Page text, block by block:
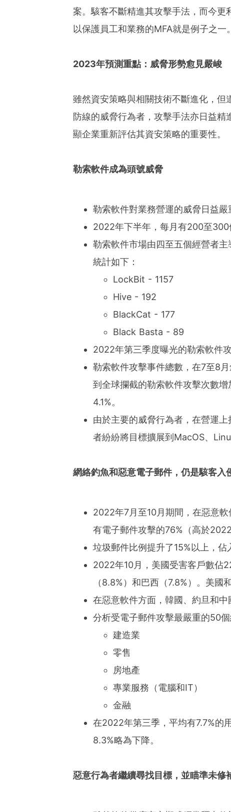
案。駭客不斷精進其攻擊手法，而今
以保護員工和業務的MFA就是例子之一
2023年預測重點：威脅形勢愈見嚴峻
雖然資安策略與相關技術不斷進化，
防線的威脅行為者，攻擊手法亦日益
顯企業重新評估其資安策略的重要性。
勒索軟件成為頭號威脅
勒索軟件對業務營運的威脅日益
2022年下半年，每月有200至
勒索軟件市場由四至五個經營者
統計如下：
LockBit - 1157
Hive - 192
BlackCat - 177
Black Basta - 89
2022年第三季度曝光的勒索軟件
勒索軟件攻擊事件總數，在7至8
到全球攔截的勒索軟件攻擊次數
4.1%。
由於主要的威脅行為者，在營運
者紛紛將目標擴展到MacOS、
網絡釣魚和惡意電子郵件，仍是駭客入
2022年7月至10月期間，在惡意
有電子郵件攻擊的76%（高於
垃圾郵件比例提升了15%以上，佔
2022年10月，美國受害客戶數佔
（8.8%）和巴西（7.8%）。美國
在惡意軟件方面，韓國、約旦和中
分析受電子郵件攻擊最嚴重的50
建造業
零售
房地產
專業服務（電腦和IT）
金融
在2022年第三季，平均有7.7%的
8.3%略為下降。
惡意行為者繼續尋找目標，並瞄準未修